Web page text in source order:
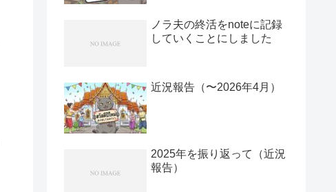
ノラ夫の終活をnoteに記録
していくことにしました
近況報告（〜2026年4月）
2025年を振り返って（近況
報告）